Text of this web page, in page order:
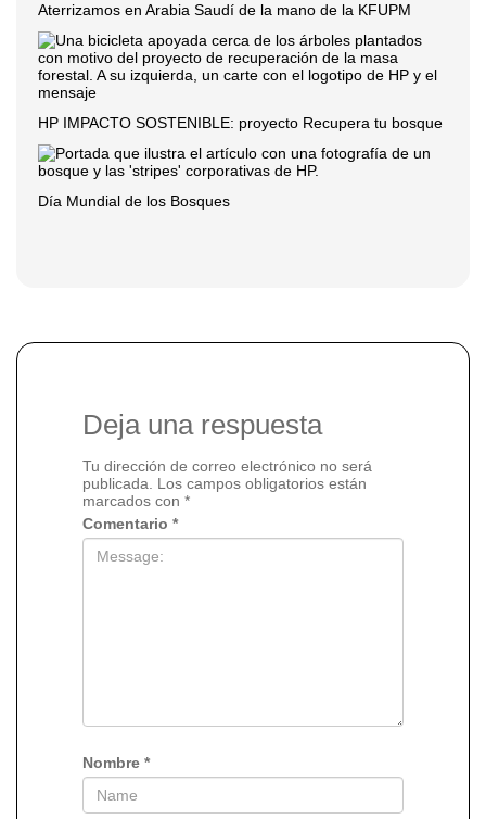
Aterrizamos en Arabia Saudí de la mano de la KFUPM
HP IMPACTO SOSTENIBLE: proyecto Recupera tu bosque
Día Mundial de los Bosques
Deja una respuesta
Tu dirección de correo electrónico no será
publicada.
Los campos obligatorios están
marcados con *
Comentario *
Nombre *